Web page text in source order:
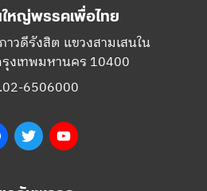
หญ่พรรคเพื่อไทย
วดีรังสิต แขวงสามเสนใน
งเทพมหานคร 10400
6506000
FacebookTwitter